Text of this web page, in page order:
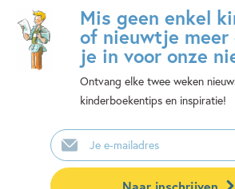
Mis geen enkel
of nieuwtje
je in voor onze
Ontvang elke twee weken
kinderboekentips en inspiratie!
E-
mailadres